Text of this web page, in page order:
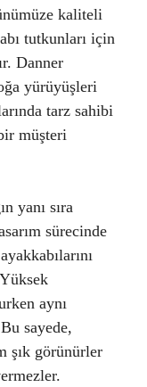
kaliteli
tutkunları için
Danner
yürüyüşleri
tarz sahibi
müşteri
yanı sıra
sürecinde
aynı
sayede,
şık görünürler